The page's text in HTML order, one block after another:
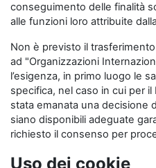
conseguimento delle finalità
alle funzioni loro attribuite
Non è previsto il
ad "Organizzazioni
l’esigenza, in primo luogo le
specifica, nel caso in cui per
stata emanata una decisione
siano disponibili adeguate
richiesto il consenso per
Uso dei cookie